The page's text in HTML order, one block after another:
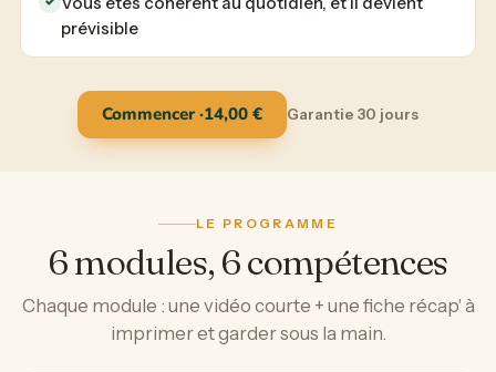
prévisible
Commencer ·14,00 € Garantie 30 jours
LE PROGRAMME
6 modules, 6 compétences
Chaque module : une vidéo courte + une fiche récap' à
imprimer et garder sous la main.